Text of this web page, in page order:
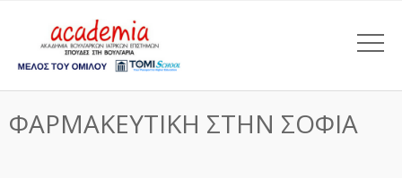
ΦΑΡΜΑΚΕΥΤΙΚΗ ΣΤΗΝ ΣΟΦΙΑ